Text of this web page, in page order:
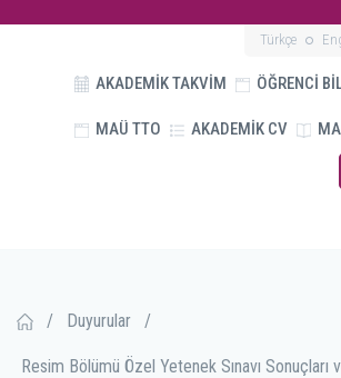
Türkçe
AKADEMİK TAKVİM ÖĞRENCİ
MAÜ TTO AKADEMİK CV
/ Duyurular /
Resim Bölümü Özel Yetenek Sınavı Sonuçları